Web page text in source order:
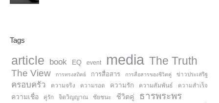
Tags
article book EQ event media The Truth
The View การทรงสถิตย์ การสื่อสาร การสื่อสารของชีวิตคู่ ข่าวประเสริฐ
ครอบครัว ความจริง ความรอด ความรัก ความสัมพันธ์ ความสำเร็จ
ความเชื่อ คู่รัก จิตวิญญาณ ชัยชนะ ชีวิตคู่ ธารพระพร